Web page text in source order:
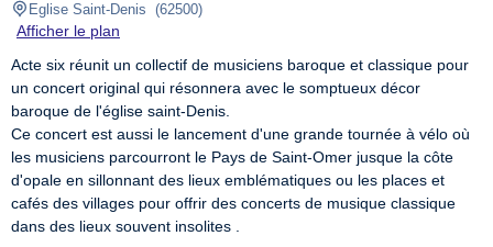
Eglise Saint-Denis (62500)
Afficher le plan
Acte six réunit un collectif de musiciens baroque et classique pour
un concert original qui résonnera avec le somptueux décor
baroque de l'église saint-Denis.
Ce concert est aussi le lancement d'une grande tournée à vélo où
les musiciens parcourront le Pays de Saint-Omer jusque la côte
d'opale en sillonnant des lieux emblématiques ou les places et
cafés des villages pour offrir des concerts de musique classique
dans des lieux souvent insolites .